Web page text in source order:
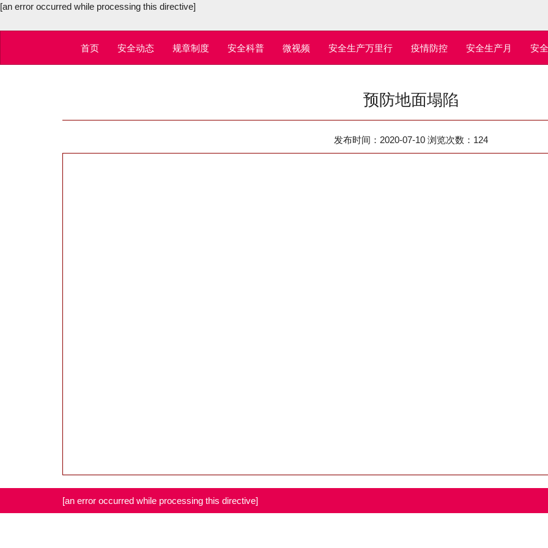
[an error occurred while processing this directive]
首页 安全动态 规章制度 安全科普 微视频 安全生产万里行 疫情防控 安全生产月 安
预防地面塌陷
发布时间：2020-07-10 浏览次数： 124
[an error occurred while processing this directive]